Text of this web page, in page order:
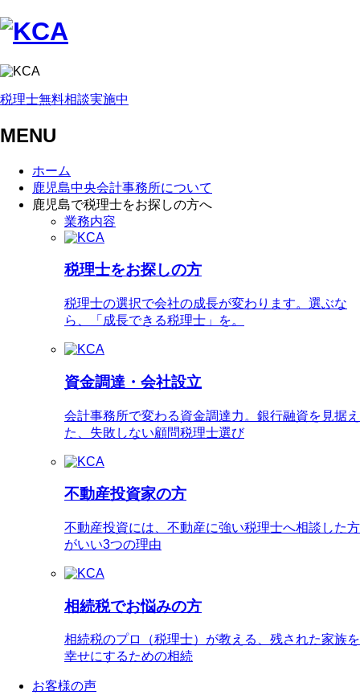
税理士無料相談実施中
MENU
ホーム
鹿児島中央会計事務所について
鹿児島で税理士をお探しの方へ
業務内容
税理士をお探しの方
税理士の選択で会社の成長が変わります。選ぶな
ら、「成長できる税理士」を。
資金調達・会社設立
会計事務所で変わる資金調達力。銀行融資を見据え
た、失敗しない顧問税理士選び
不動産投資家の方
不動産投資には、不動産に強い税理士へ相談した方
がいい3つの理由
相続税でお悩みの方
相続税のプロ（税理士）が教える、残された家族を
幸せにするための相続
お客様の声